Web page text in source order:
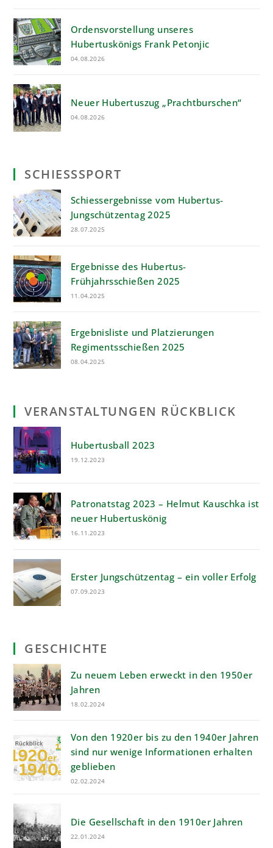
Ordensvorstellung unseres
Hubertuskönigs Frank Petonjic
04.08.2026
Neuer Hubertuszug „Prachtburschen“
04.08.2026
SCHIESSSPORT
Schiessergebnisse vom Hubertus-
Jungschützentag 2025
28.07.2025
Ergebnisse des Hubertus-
Frühjahrsschießen 2025
11.04.2025
Ergebnisliste und Platzierungen
Regimentsschießen 2025
08.04.2025
VERANSTALTUNGEN RÜCKBLICK
Hubertusball 2023
19.12.2023
Patronatstag 2023 – Helmut Kauschka ist
neuer Hubertuskönig
16.11.2023
Erster Jungschützentag – ein voller Erfolg
07.09.2023
GESCHICHTE
Zu neuem Leben erweckt in den 1950er
Jahren
18.02.2024
Von den 1920er bis zu den 1940er Jahren
sind nur wenige Informationen erhalten
geblieben
02.02.2024
Die Gesellschaft in den 1910er Jahren
22.01.2024